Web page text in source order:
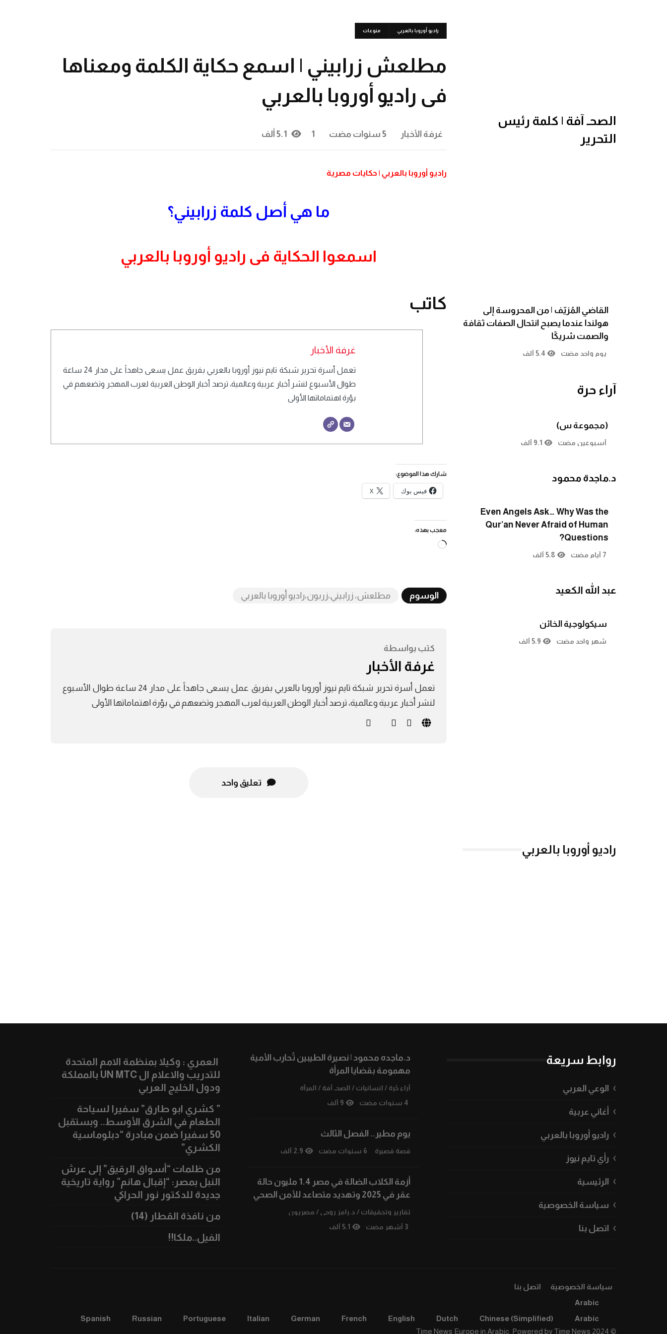
راديو أوروبا بالعربي منوعات
مطلعش زرابيني | اسمع حكاية الكلمة ومعناها
فى راديو أوروبا بالعربي
غرفة الأخبار 5 سنوات مضت 1 5.1 ألف
راديو أوروبا بالعربي | حكايات مصرية
ما هي أصل كلمة زرابيني؟
اسمعوا الحكاية فى راديو أوروبا بالعربي
كاتب
غرفة الأخبار
تعمل أسرة تحرير شبكة تايم نيوز أوروبا بالعربي بفريق عمل يسعى جاهداً على مدار 24 ساعة
طوال الأسبوع لنشر أخبار عربية وعالمية، ترصد أخبار الوطن العربية لعرب المهجر وتضعهم في
بؤرة اهتماماتها الأولى
شارك هذا الموضوع:
فيس بوك X
معجب بهذه:
جاري
الوسوم مطلعش، زرابيني،زربون،راديو أوروبا بالعربي
كتب بواسطة
غرفة الأخبار
تعمل أسرة تحرير شبكة تايم نيوز أوروبا بالعربي بفريق عمل يسعى جاهداً على مدار 24 ساعة طوال الأسبوع
لنشر أخبار عربية وعالمية، ترصد أخبار الوطن العربية لعرب المهجر وتضعهم في بؤرة اهتماماتها الأولى
تعليق واحد
الصحـ آفة | كلمة رئيس
التحرير
القاضي المُزيّف | من المحروسة إلى
هولندا عندما يصبح انتحال الصفات ثقافة
والصمت شريكًا
يوم واحد مضت 5.4 ألف
آراء حرة
(مجموعة س)
أسبوعين مضت 9.1 ألف
د.ماجدة محمود
Even Angels Ask… Why Was the
Qur’an Never Afraid of Human
Questions?
7 أيام مضت 5.8 ألف
عبد الله الكعيد
سيكولوجية الخائن
شهر واحد مضت 5.9 ألف
راديو أوروبا بالعربي
روابط سريعة
الوعي العربي
أغاني عربية
راديو أوروبا بالعربي
رأي تايم نيوز
الرئيسية
سياسة الخصوصية
اتصل بنا
د.ماجده محمود | نصيرة الطيبين تُحارب الأمية
مهمومة بقضايا المرأة
آراء حُرة / إنسانيات / الصحـ آفة / المرأة
4 سنوات مضت
9 ألف
يوم مطير.. الفصل الثالث
قصة قصيرة 6 سنوات مضت 2.9 ألف
أزمة الكلاب الضالة في مصر 1.4 مليون حالة
عقر في 2025 وتهديد متصاعد للأمن الصحي
تقارير وتحقيقات / د.رامز روحي / مصريون
3 أشهر مضت
5.1 ألف
العمري : وكيلا بمنظمة الامم المتحدة
للتدريب والاعلام ال UN MTC بالمملكة
ودول الخليج العربي
” كشري ابو طارق” سفيرا لسياحة
الطعام في الشرق الأوسط.. وبستقبل
50 سفيرا ضمن مبادرة “دبلوماسية
الكشري”
من ظلمات “أسواق الرقيق” إلى عرش
النبل بمصر: “إقبال هانم” رواية تاريخية
جديدة للدكتور نور الحراكي
من نافذة القطار (14)
الفيل..ملكا!!
سياسة الخصوصية
اتصل بنا
Arabic
Arabic
Chinese (Simplified)
Dutch
English
French
German
Italian
Portuguese
Russian
Spanish
© 2024 Time News Europe in Arabic. Powered by
Time News